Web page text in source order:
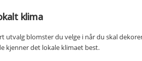
klima
utvalg blomster du velge i når du skal
kjenner det lokale klimaet best.